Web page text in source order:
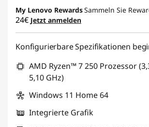
My Lenovo RewardsSammeln Sie
24€ Jetzt anmelden
Konfigurierbare Spezifikationen
AMD Ryzen™ 7 250 Prozessor
5,10 GHz)
Windows 11 Home 64
Integrierte Grafik